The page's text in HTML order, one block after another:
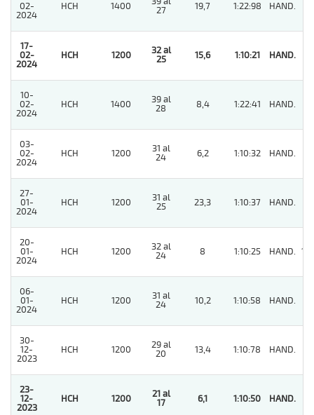
02-
2024
HCH 1400
27
19,7 1:22:98 HAND.
17-
02-
2024
HCH 1200
32 al
25
15,6 1:10:21 HAND.
10-
02-
2024
HCH 1400
39 al
28
8,4 1:22:41 HAND.
03-
02-
2024
HCH 1200
31 al
24
6,2 1:10:32 HAND.
27-
01-
2024
HCH 1200
31 al
25
23,3 1:10:37 HAND.
20-
01-
2024
HCH 1200
32 al
24
8 1:10:25 HAND. 10
06-
01-
2024
HCH 1200
31 al
24
10,2 1:10:58 HAND.
30-
12-
2023
HCH 1200
29 al
20
13,4 1:10:78 HAND.
23-
12-
2023
HCH 1200
21 al
17
6,1 1:10:50 HAND.